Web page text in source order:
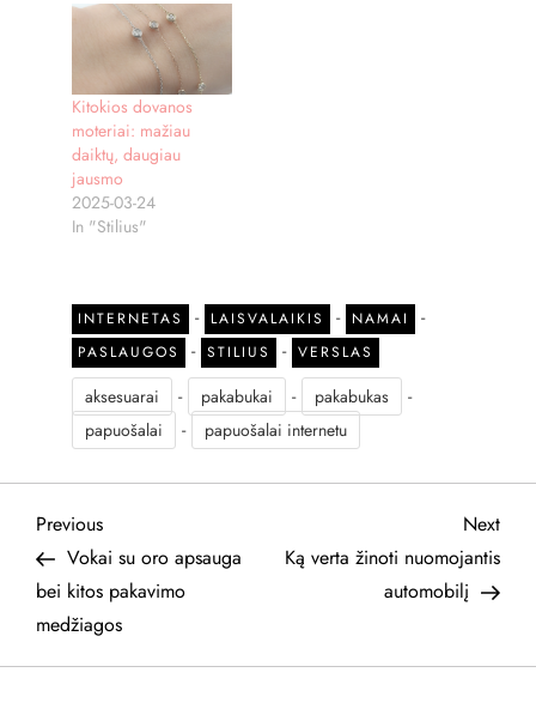
Kitokios dovanos
moteriai: mažiau
daiktų, daugiau
jausmo
2025-03-24
In "Stilius"
INTERNETAS - LAISVALAIKIS - NAMAI -
PASLAUGOS - STILIUS - VERSLAS
aksesuarai - pakabukai - pakabukas -
papuošalai - papuošalai internetu
N
a
v
Previous
Post
Previous
Vokai su oro apsauga
bei kitos pakavimo
medžiagos
Next
Post
Next
Ką verta žinoti nuomojantis
automobilį